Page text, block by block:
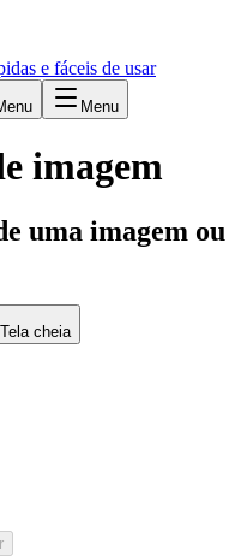
e fáceis de usar
Menu
imagem
uma imagem ou
Tela cheia